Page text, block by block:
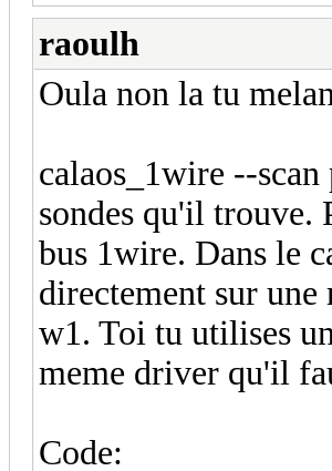
raoulh
Oula non la tu
calaos_1wire --
sondes qu'il
bus 1wire. Dans le
directement sur
w1. Toi tu utilises
meme driver qu'il
Code: